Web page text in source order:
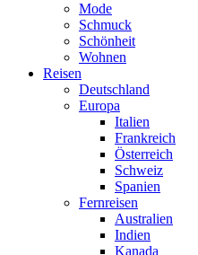
Mode
Schmuck
Schönheit
Wohnen
Reisen
Deutschland
Europa
Italien
Frankreich
Österreich
Schweiz
Spanien
Fernreisen
Australien
Indien
Kanada